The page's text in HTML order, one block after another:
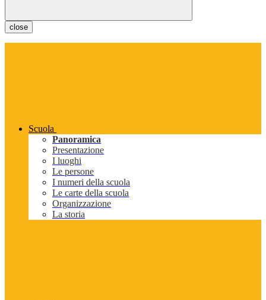
close
Scuola
Panoramica
Presentazione
I luoghi
Le persone
I numeri della scuola
Le carte della scuola
Organizzazione
La storia